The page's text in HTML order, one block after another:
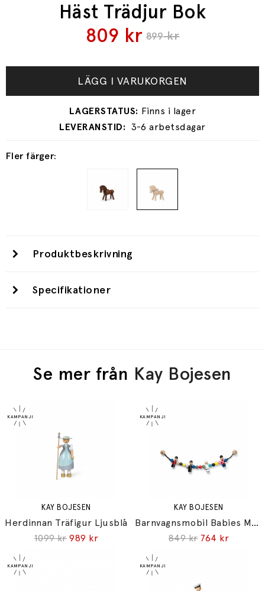
Häst Trädjur Bok
899kr
809 kr
Fler färger:
LÄGG I VARUKORGEN
3-6 arbetsdagar
Produktbeskrivning
Specifikationer
Se mer från Kay Bojesen
KAY BOJESEN
Herdinnan Träfigur Ljusblå
1099 kr 989 kr
KAY BOJESEN
Barnvagnsmobil Babies Multi
849 kr 764 kr